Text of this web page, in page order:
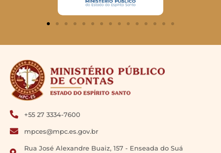
+55 27 3334-7600
mpces@mpc.es.gov.br
Rua José Alexandre Buaiz, 157 - Enseada do Suá